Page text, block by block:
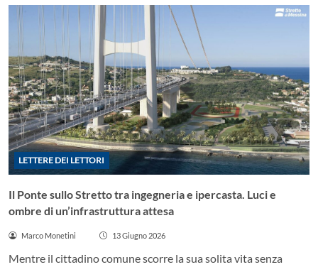
LETTERE DEI LETTORI
Il Ponte sullo Stretto tra ingegneria e ipercasta. Luci e
ombre di un’infrastruttura attesa
Marco Monetini 13 Giugno 2026
Mentre il cittadino comune scorre la sua solita vita senza